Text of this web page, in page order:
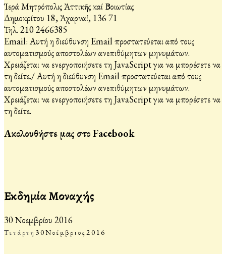
Ἱερά Μητρόπολις Ἀττικῆς καί Βοιωτίας
Δημοκρίτου 18, Ἀχαρναί, 136 71
Τηλ. 210 2466385
Email: Αυτή η διεύθυνση Email προστατεύεται από τους
αυτοματισμούς αποστολέων ανεπιθύμητων μηνυμάτων.
Χρειάζεται να ενεργοποιήσετε τη JavaScript για να μπορέσετε να
τη δείτε./Αυτή η διεύθυνση Email προστατεύεται από τους
αυτοματισμούς αποστολέων ανεπιθύμητων μηνυμάτων.
Χρειάζεται να ενεργοποιήσετε τη JavaScript για να μπορέσετε να
τη δείτε.
Ακολουθήστε μας στο Facebook
Εκδημία Μοναχής
30 Νοεμβρίου 2016
Τετάρτη 30Νοέμβριος2016